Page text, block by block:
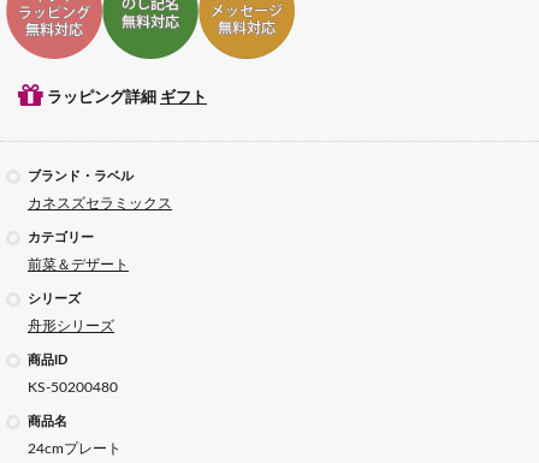
ラッピング詳細 ギフト
ブランド・ラベル
カネスズセラミックス
カテゴリー
前菜＆デザート
シリーズ
舟形シリーズ
商品ID
KS-50200480
商品名
24cmプレート